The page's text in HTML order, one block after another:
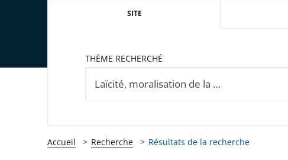
SITE
THÈME RECHERCHÉ
Accueil Recherche Résultats de la recherche